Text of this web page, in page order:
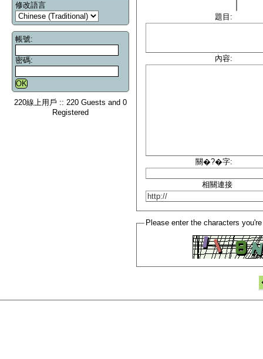
修改語言
帳號:
密碼:
220線上用戶 :: 220 Guests and 0
Registered
題目:
內容:
關�?�字:
相關連接
Please enter the characters